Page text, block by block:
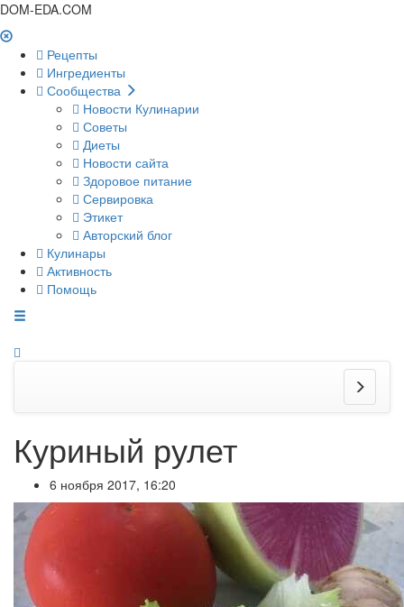
DOM-EDA.COM
Рецепты
Ингредиенты
Сообщества
Новости Кулинарии
Советы
Диеты
Новости сайта
Здоровое питание
Сервировка
Этикет
Авторский блог
Кулинары
Активность
Помощь
Куриный рулет
6 ноября 2017, 16:20